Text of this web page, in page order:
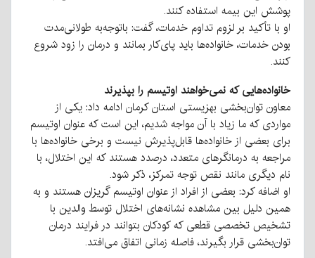
پوشش این بیمه استفاده کنند.
او با تأکید بر لزوم تداوم خدمات، گفت: باتوجه‌به طولانی‌مدت
بودن خدمات، خانواده‌ها باید پای‌کار بمانند و درمان را زود شروع
کنند.
خانواده‌هایی که نمی‌خواهند اوتیسم را بپذیرند
معاون توان‌بخشی بهزیستی استان کرمان ادامه داد: یکی از
مواردی که ما زیاد با آن مواجه شدیم، این است که عنوان اوتیسم
برای بعضی از خانواده‌ها قابل‌پذیرش نیست و برخی خانواده‌ها با
مراجعه به درمانگرهای متعدد، درصدد هستند که این اختلال، با
نام دیگری مانند نقص توجه تمرکز، ذکر شود.
او اضافه کرد: بعضی از افراد از عنوان اوتیسم گریزان هستند و به
همین دلیل بین مشاهده نشانه‌های اختلال توسط والدین با
تشخیص تخصصی قطعی که کودکان بتوانند در فرایند درمان
توان‌بخشی قرار بگیرند، فاصله زمانی اتفاق می‌افتد.